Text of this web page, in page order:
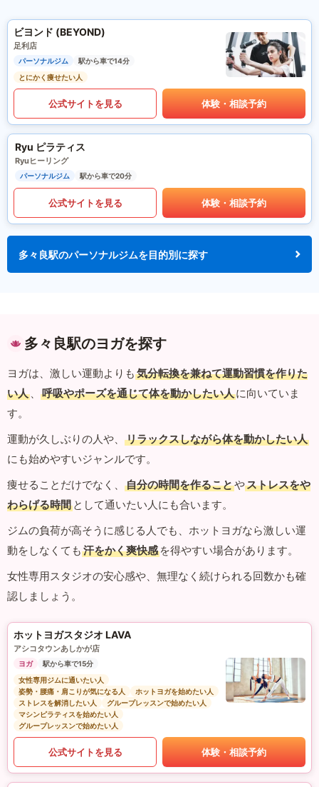
ビヨンド (BEYOND)
足利店
パーソナルジム
駅から車で14分
とにかく痩せたい人
公式サイトを見る 体験・相談予約
Ryu ピラティス
Ryuヒーリング
パーソナルジム 駅から車で20分
公式サイトを見る 体験・相談予約
多々良駅のパーソナルジムを目的別に探す
多々良駅のヨガを探す
ヨガは、激しい運動よりも 気分転換を兼ねて運動習慣を作りた
い人 、 呼吸やポーズを通じて体を動かしたい人に向いていま
す。
運動が久しぶりの人や、
リラックスしながら体を動かしたい人
にも始めやすいジャンルです。
痩せることだけでなく、
自分の時間を作ることやストレスをや
わらげる時間 として通いたい人にも合います。
ジムの負荷が高そうに感じる人でも、ホットヨガなら激しい運
動をしなくても 汗をかく爽快感 を得やすい場合があります。
女性専用スタジオの安心感や、無理なく続けられる回数かも確
認しましょう。
ホットヨガスタジオ LAVA
アシコタウンあしかが店
ヨガ
駅から車で15分
女性専用ジムに通いたい人
姿勢・腰痛・肩こりが気になる人
ホットヨガを始めたい人
ストレスを解消したい人
グループレッスンで始めたい人
マシンピラティスを始めたい人
グループレッスンで始めたい人
公式サイトを見る 体験・相談予約